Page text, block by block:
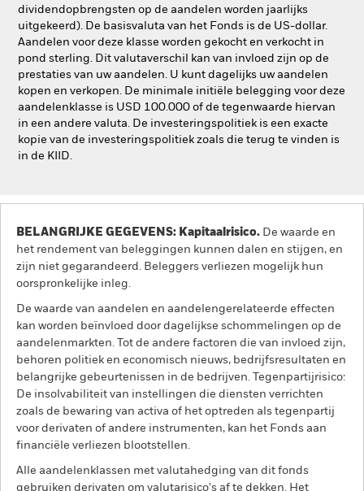
dividendopbrengsten op de aandelen worden jaarlijks
uitgekeerd). De basisvaluta van het Fonds is de US-dollar.
Aandelen voor deze klasse worden gekocht en verkocht in
pond sterling. Dit valutaverschil kan van invloed zijn op de
prestaties van uw aandelen. U kunt dagelijks uw aandelen
kopen en verkopen. De minimale initiële belegging voor deze
aandelenklasse is USD 100.000 of de tegenwaarde hiervan
in een andere valuta. De investeringspolitiek is een exacte
kopie van de investeringspolitiek zoals die terug te vinden is
in de KIID.
BELANGRIJKE GEGEVENS: Kapitaalrisico. De waarde en
het rendement van beleggingen kunnen dalen en stijgen, en
zijn niet gegarandeerd. Beleggers verliezen mogelijk hun
oorspronkelijke inleg.
De waarde van aandelen en aandelengerelateerde effecten
kan worden beïnvloed door dagelijkse schommelingen op de
aandelenmarkten. Tot de andere factoren die van invloed zijn,
behoren politiek en economisch nieuws, bedrijfsresultaten en
belangrijke gebeurtenissen in de bedrijven. Tegenpartijrisico:
De insolvabiliteit van instellingen die diensten verrichten
zoals de bewaring van activa of het optreden als tegenpartij
voor derivaten of andere instrumenten, kan het Fonds aan
financiële verliezen blootstellen.
Alle aandelenklassen met valutahedging van dit fonds
gebruiken derivaten om valutarisico's af te dekken. Het